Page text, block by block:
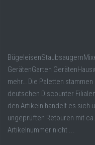
GerätenGarten
mehr… Die Paletten
deutschen Discounter
den Artikeln handelt es sich
ungeprüften Retouren mit
Artikelnummer nicht ...